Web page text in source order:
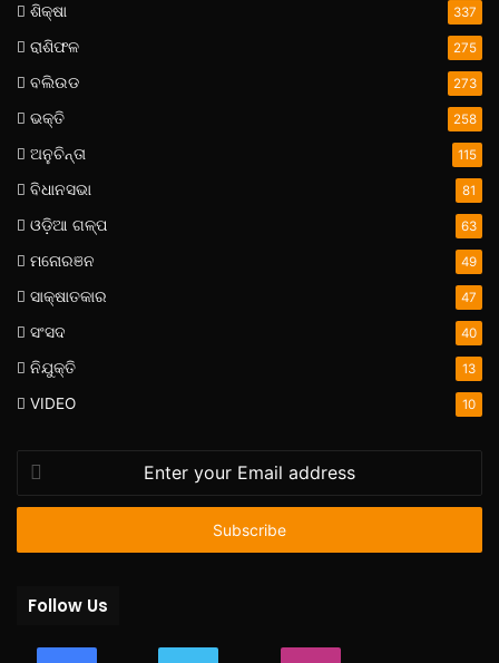
ଶିକ୍ଷା 337
ରାଶିଫଳ 275
ବଲିଉଡ 273
ଭକ୍ତି 258
ଅନୁଚିନ୍ତା 115
ବିଧାନସଭା 81
ଓଡ଼ିଆ ଗଳ୍ପ 63
ମନୋରଞନ 49
ସାକ୍ଷାତକାର 47
ସଂସଦ 40
ନିଯୁକ୍ତି 13
VIDEO 10
your
Email
Follow Us